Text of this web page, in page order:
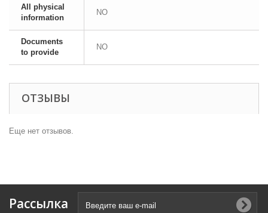
All physical
information
NO
Documents
to provide
NO
ОТЗЫВЫ
Еще нет отзывов.
Рассылка